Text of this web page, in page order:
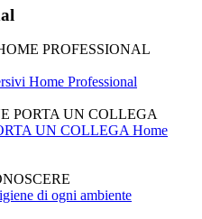
PROFESSIONAL
Home Professional
PORTA UN COLLEGA
UN COLLEGA Home
di ogni ambiente